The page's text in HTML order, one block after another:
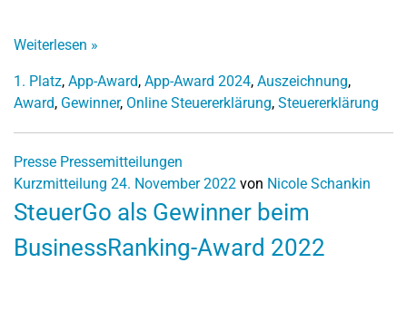
Weiterlesen »
1. Platz, App-Award, App-Award 2024, Auszeichnung,
Award, Gewinner, Online Steuererklärung, Steuererklärung
Presse Pressemitteilungen
Kurzmitteilung 24. November 2022 von Nicole Schankin
SteuerGo als Gewinner beim
BusinessRanking-Award 2022